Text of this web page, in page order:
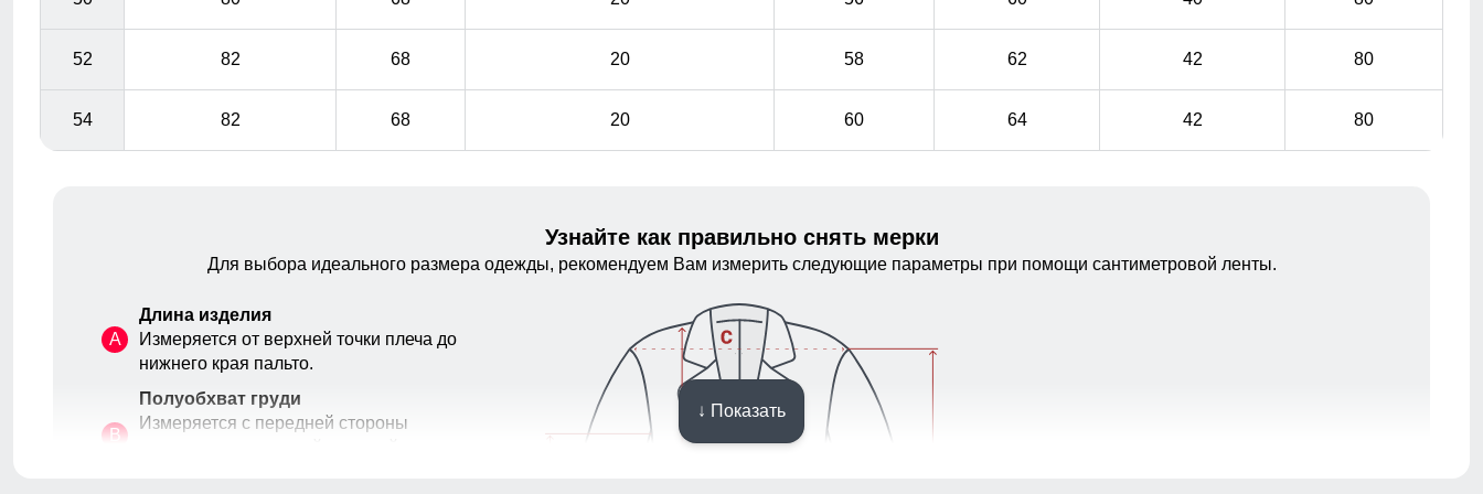
Каждая деталь пальто, от карманов и воротника до
Повседневная функциональность
52 82 68 20 58 62 42 80
54 82 68 20 60 64 42 80
Узнайте как правильно снять мерки
Для выбора идеального размера одежды, рекомендуем Вам измерить следующие параметры при помощи сантиметровой ленты.
A
Длина изделия
Измеряется от верхней точки плеча до
нижнего края пальто.
B
Полуобхват груди
Измеряется с передней стороны
↓ Показать